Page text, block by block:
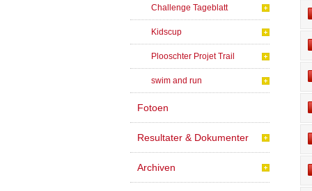
Challenge Tageblatt
Kidscup
Plooschter Projet Trail
swim and run
Fotoen
Resultater & Dokumenter
Archiven